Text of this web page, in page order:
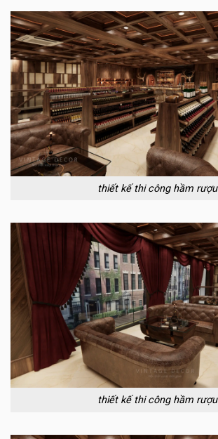
thiết kế thi công hầm rượu
thiết kế thi công hầm rượu